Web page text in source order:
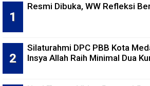
Resmi Dibuka, WW Refleksi
Silaturahmi DPC PBB Kota
Insya Allah Raih Minimal Dua